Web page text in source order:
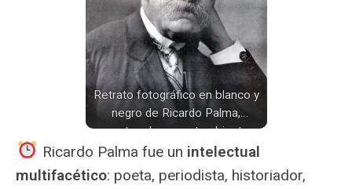
Retrato fotográfico en blanco y
negro de Ricardo Palma,
mostrando su rostro, bigote,
gafas y elegante vestimenta.
Ricardo Palma fue un intelectual
multifacético: poeta, periodista, historiador,